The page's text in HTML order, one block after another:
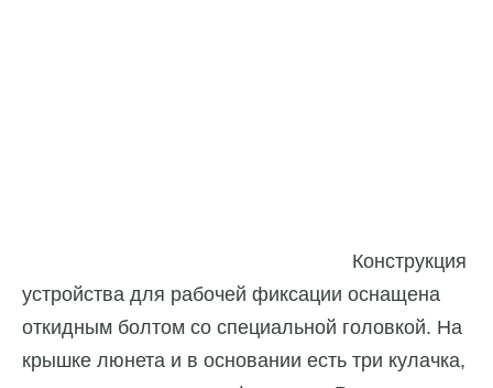
Конструкция
устройства для рабочей фиксации оснащена
откидным болтом со специальной головкой. На
крышке люнета и в основании есть три кулачка,